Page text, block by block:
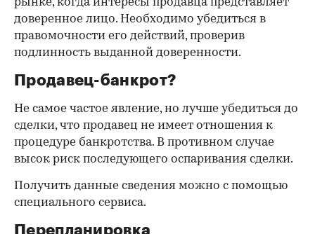
доверенное лицо. Необходимо убедиться в
правомочности его действий, проверив
подлинность выданной доверенности.
Продавец-банкрот?
Не самое частое явление, но лучше убедиться до
сделки, что продавец не имеет отношения к
процедуре банкротства. В противном случае
высок риск последующего оспаривания сделки.
Получить данные сведения можно с помощью
специального сервиса.
Перепланировка